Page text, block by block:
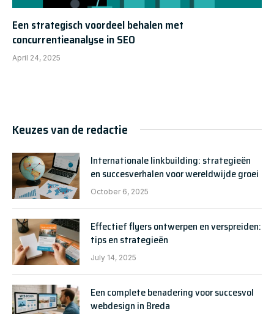
Een strategisch voordeel behalen met
concurrentieanalyse in SEO
April 24, 2025
Keuzes van de redactie
Internationale linkbuilding: strategieën
en succesverhalen voor wereldwijde groei
October 6, 2025
Effectief flyers ontwerpen en verspreiden:
tips en strategieën
July 14, 2025
Een complete benadering voor succesvol
webdesign in Breda